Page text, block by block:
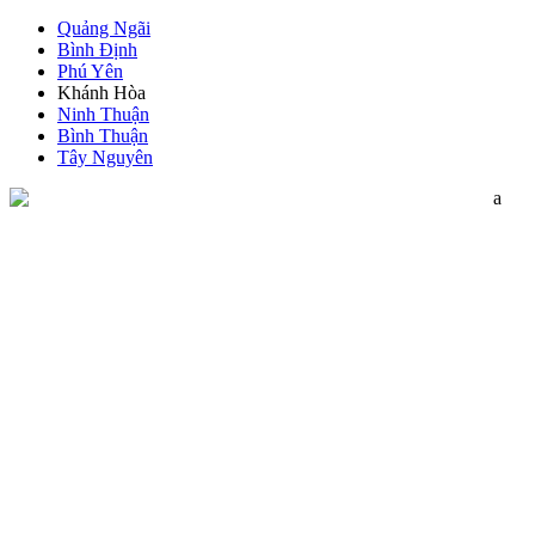
Quảng Ngãi
Bình Định
Phú Yên
Khánh Hòa
Ninh Thuận
Bình Thuận
Tây Nguyên